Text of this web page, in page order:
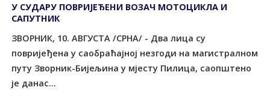
У СУДАРУ ПОВРИЈЕЂЕНИ ВОЗАЧ МОТОЦИКЛА И
САПУТНИК
ЗВОРНИК, 10. АВГУСТА /СРНА/ - Два лица су
повријеђена у саобраћајној незгоди на магистралном
путу Зворник-Бијељина у мјесту Пилица, саопштено
је данас...